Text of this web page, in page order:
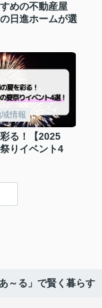
めの不動産屋
日進ホームが選
域情報
る！【2025
りイベント4
～る」で賢く暮らす